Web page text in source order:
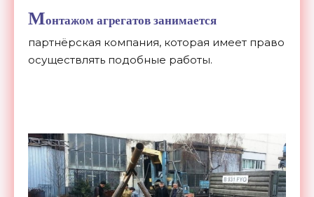
Монтажом агрегатов занимается
партнёрская компания, которая имеет право
осуществлять подобные работы.